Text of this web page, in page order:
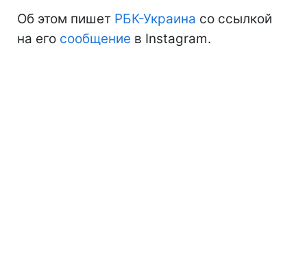
Об этом пишет РБК-Украина со ссылкой
на его сообщение в Instagram.